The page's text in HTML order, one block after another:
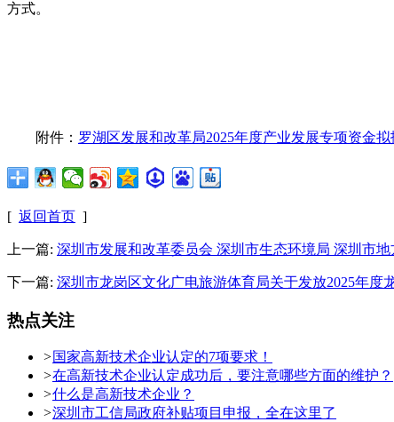
方式。
附件： 罗湖区发展和改革局2025年度产业发展专项资金拟
[ 返回首页 ]
上一篇: 深圳市发展和改革委员会 深圳市生态环境局 深圳市
下一篇: 深圳市龙岗区文化广电旅游体育局关于发放2025年
热点关注
>国家高新技术企业认定的7项要求！
>在高新技术企业认定成功后，要注意哪些方面的维护？
>什么是高新技术企业？
>深圳市工信局政府补贴项目申报，全在这里了